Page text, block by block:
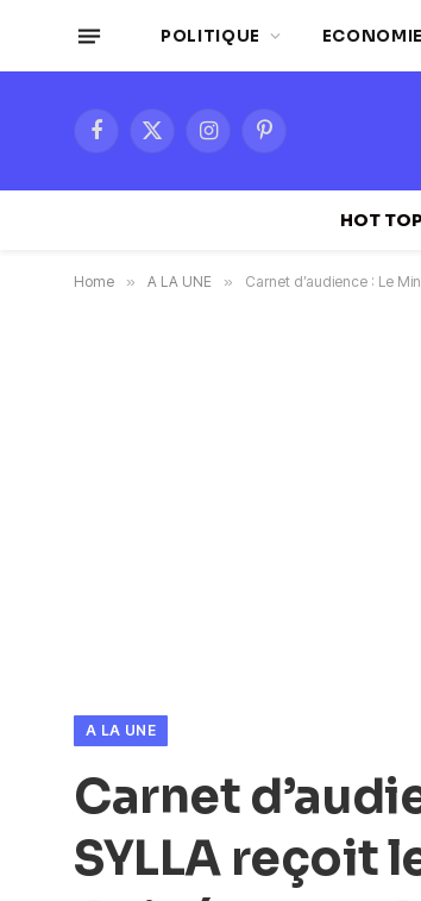
POLITIQUE ECONOMIE
Facebook
X
InstagramPinterest
HOT
Home » A LA UNE » Carnet d’audience : Le
A LA UNE
Carnet
SYLLA reçoit